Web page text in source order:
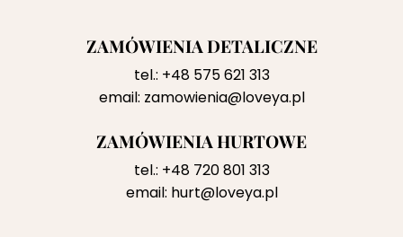
ZAMÓWIENIA DETALICZNE
tel.: +48 575 621 313
email: zamowienia@loveya.pl
ZAMÓWIENIA HURTOWE
tel.: +48 720 801 313
email: hurt@loveya.pl